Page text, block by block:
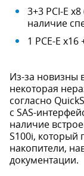
3+3 PCI-E
наличие
1 PCE-E x16
Из-за новизны
некоторая
согласно
с SAS-
наличие
S100i, который
накопители,
документации.